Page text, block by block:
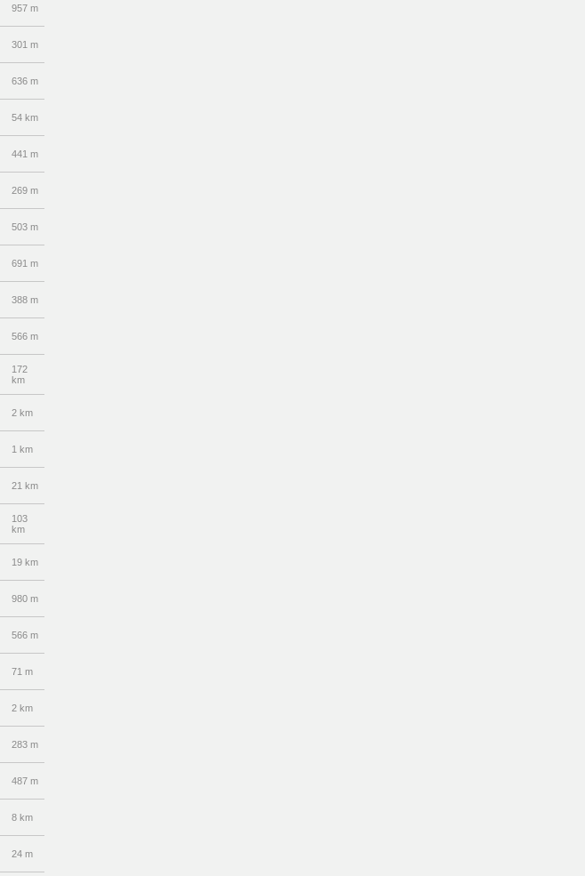
957 m
301 m
636 m
54 km
441 m
269 m
503 m
691 m
388 m
566 m
172
km
2 km
1 km
21 km
103
km
19 km
980 m
566 m
71 m
2 km
283 m
487 m
8 km
24 m